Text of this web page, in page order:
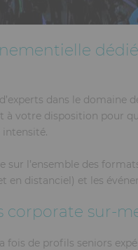
dans le
à votre disposition pour
intensité.
sur l’ensemble des
en distanciel) et les
corporate sur-
fois de profils seniors